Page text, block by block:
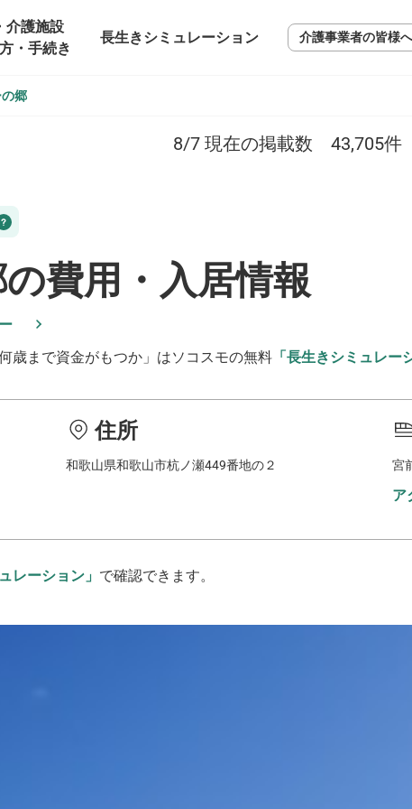
介護施設
・手続き
長生きシミュレーション 介護事業者の皆様へ
郷
8/7 現在の掲載数 43,705件
費用・入居情報
歳まで資金がもつか」はソコスモの無料 「長生きシミュレー
住所
和歌山県和歌山市杭ノ瀬449番地の２ 宮
ア
レーション」 で確認できます。